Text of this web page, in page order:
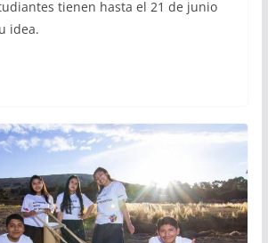
tienen hasta el 21 de junio
idea.